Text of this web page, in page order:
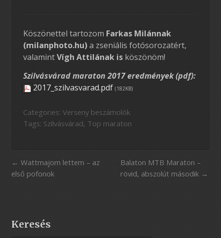
Köszönettel tartozom Farkas Milánnak
(milanphoto.hu)a zseniális fotósorozatért,
valamintVígh Attilának isköszönöm!
Szilvásvárad maraton 2017 eredmények (pdf):
2017_szilvasvarad.pdf (182KB)
Categories: Verseny beszámolók
Tags: Szilvásvárad, Top maraton
Wattmajom lettem – az
első pofonok
Balaton MTB Maraton –
rövid, abszolút második
Keresés